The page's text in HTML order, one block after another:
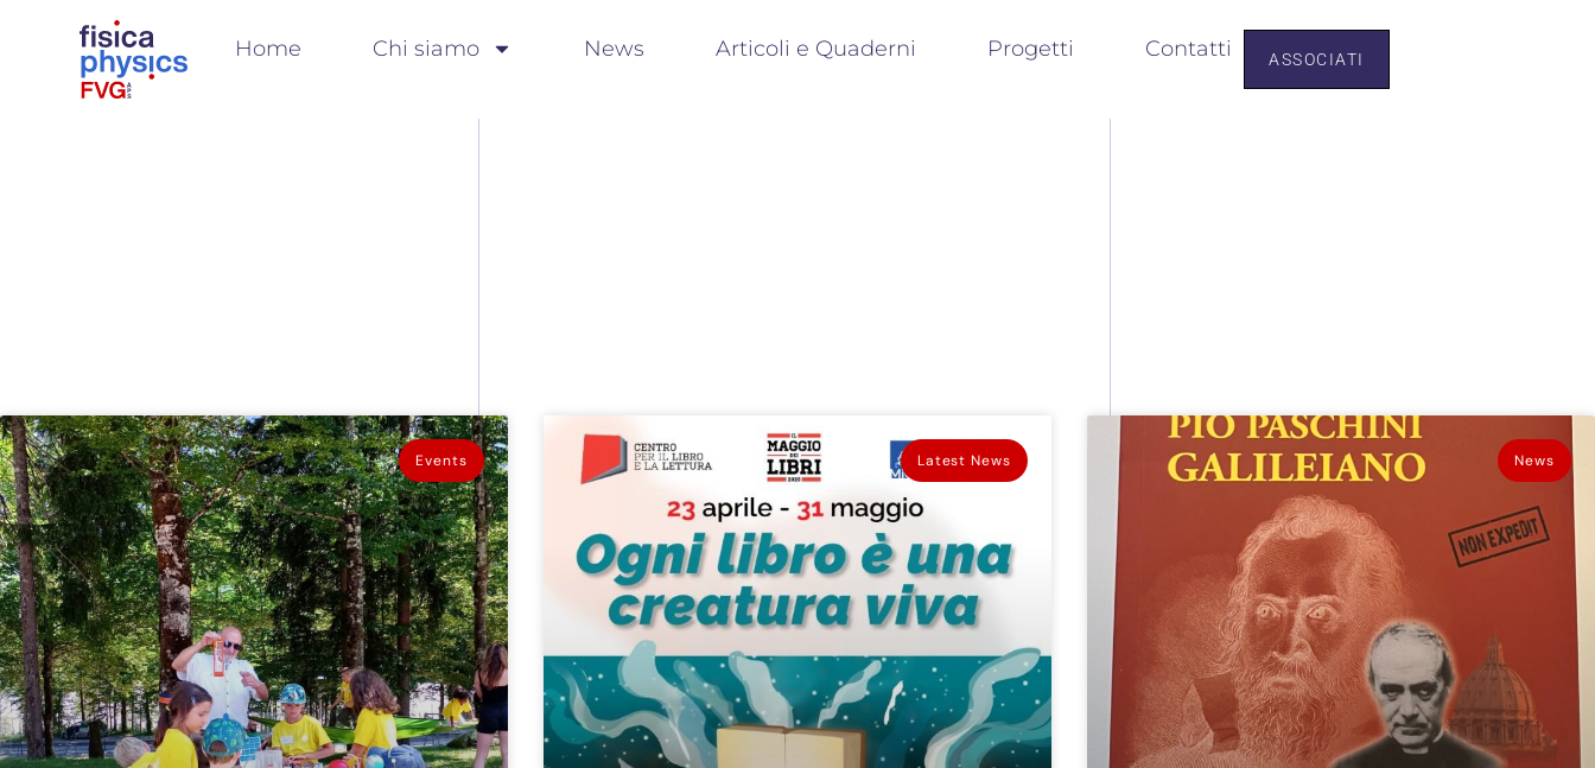
Home Chi siamo News Articoli e Quaderni Progetti Contatti ASSOCIATI
Events Latest News News